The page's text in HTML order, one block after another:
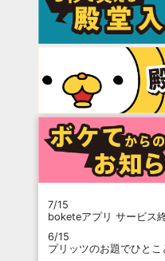
7/15
boketeアプリ サービス
6/15
プリッツのお題でひと